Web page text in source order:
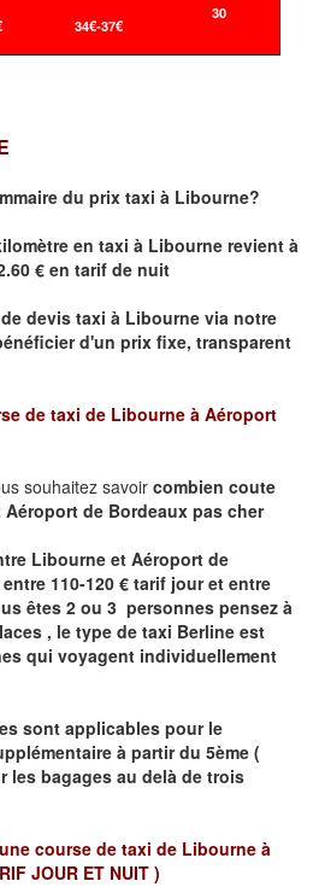
34€-37€
30
du prix taxi à Libourne?
en taxi à Libourne revient à
€ en tarif de nuit
devis taxi à Libourne via notre
d'un prix fixe, transparent
de taxi de Libourne à Aéroport
souhaitez savoir combien coute
de Bordeaux pas cher
Libourne et Aéroport de
110-120 € tarif jour et entre
êtes 2 ou 3 personnes pensez à
, le type de taxi Berline est
qui voyagent individuellement
sont applicables pour le
à partir du 5ème (
les bagages au delà de trois
course de taxi de Libourne à
JOUR ET NUIT )